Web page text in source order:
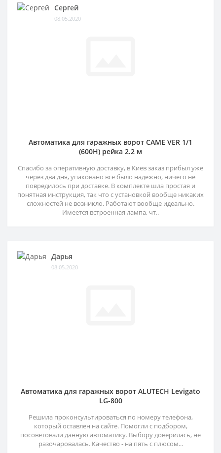
Сергей
08.05.2020
Автоматика для гаражных ворот CAME VER 1/1
(600H) рейка 2.2 м
Спасибо за оперативную доставку, в Киев заказ прибыл уже
через два дня, упаковано все было надежно, ничего не
повредилось при доставке. В комплекте шла простая и
понятная инструкция, так что с установкой вообще никаких
сложностей не возникло. Работают вообще идеально.
Имеется встроенная лампа, чт..
Дарья
08.05.2020
Автоматика для гаражных ворот ALUTECH Levigato
LG-800
Решила проконсультироваться по номеру телефона,
который оставлен на сайте. Помогли с подбором,
посоветовали данную автоматику. Выбору доверилась, не
разочаровалась. Качество - на пять с плюсом...